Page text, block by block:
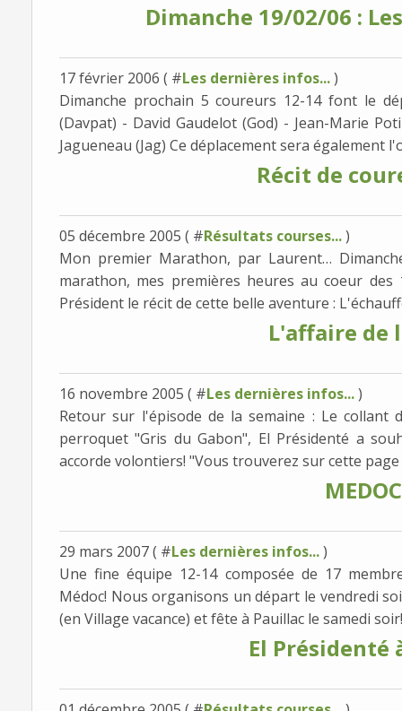
Dimanche 19/02/06 :
17 février 2006 ( #Les dernières infos...)
Dimanche prochain 5 coureurs 12-14 font le
(Davpat) - David Gaudelot (God) - Jean-Marie
Jagueneau (Jag) Ce déplacement sera également
Récit de
05 décembre 2005 ( #Résultats courses...)
Mon premier Marathon, par Laurent…
marathon, mes premières heures au coeur
Président le récit de cette belle aventure :
L'affaire de
16 novembre 2005 ( #Les dernières infos...)
Retour sur l'épisode de la semaine : Le collant
perroquet "Gris du Gabon", El Présidenté a
accorde volontiers! "Vous trouverez sur cette
29 mars 2007 ( #Les dernières infos...)
Une fine équipe 12-14 composée de 17
Médoc! Nous organisons un départ le vendredi
(en Village vacance) et fête à Pauillac le samedi
El Présidenté